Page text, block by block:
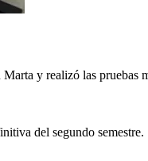
y realizó las pruebas
del segundo semestre.